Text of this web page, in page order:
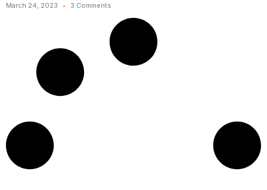
March 24, 2023 3 Comments